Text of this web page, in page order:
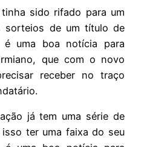
sido rifado para um
sorteios de um título de
é uma boa notícia para
que com o novo
receber no traço
já tem uma série de
ter uma faixa do seu